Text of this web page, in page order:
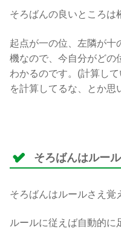
そろばんの良いところは
起点が一の位、左隣が十
機なので、今自分がどの
わかるのです。(計算し
を計算してるな、とか思
そろばんはルー
そろばんはルールさえ覚
ルールに従えば自動的に